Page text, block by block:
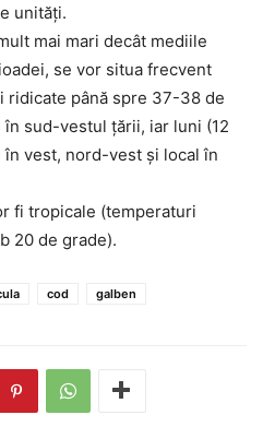
unităţi.
mai mari decât mediile
se vor situa frecvent
ridicate până spre 37-38 de
în sud-vestul ţării, iar luni (12
vest, nord-vest şi local în
fi tropicale (temperaturi
20 de grade).
cod galben